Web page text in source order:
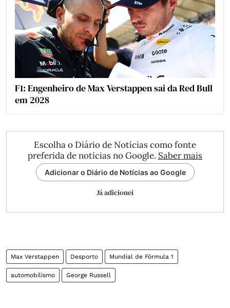
F1: Engenheiro de Max Verstappen sai da Red Bull
em 2028
Escolha o Diário de Notícias como fonte
preferida de notícias no Google. Saber mais
Adicionar o Diário de Notícias ao Google
Já adicionei
Max Verstappen Desporto Mundial de Fórmula 1
automobilismo George Russell